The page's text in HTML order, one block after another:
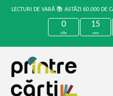
LECTURI DE VARĂ 📚 ASTĂZI 60.000 DE
0
zile
15
ore